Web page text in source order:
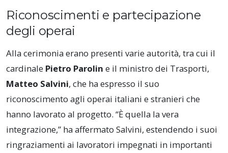
Riconoscimenti e partecipazione
degli operai
Alla cerimonia erano presenti varie autorità, tra cui il
cardinale Pietro Parolin e il ministro dei Trasporti,
Matteo Salvini, che ha espresso il suo
riconoscimento agli operai italiani e stranieri che
hanno lavorato al progetto. “È quella la vera
integrazione,” ha affermato Salvini, estendendo i suoi
ringraziamenti ai lavoratori impegnati in importanti